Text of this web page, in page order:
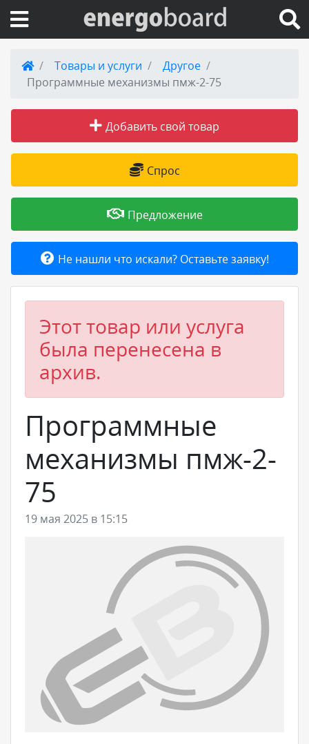
Вход на сайт
Публикации
Товары и услуги
Добавить товар или услугу
Товары и услуги
Другое
Программные механизмы пмж-2-75
Добавить свой товар
Спрос
Предложение
Не нашли что искали? Оставьте заявку!
Этот товар или услуга
была перенесена в
архив.
Программные
механизмы пмж-2-
75
19 мая 2025 в 15:15